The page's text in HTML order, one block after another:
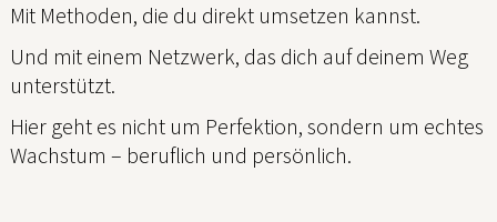
Mit Methoden, die du direkt umsetzen kannst.
Und mit einem Netzwerk, das dich auf deinem Weg
unterstützt.
Hier geht es nicht um Perfektion, sondern um echtes
Wachstum – beruflich und persönlich.